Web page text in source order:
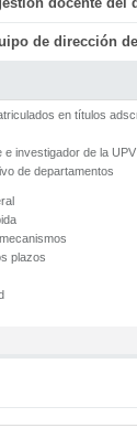
de dirección
en títulos
e investigador de la UPV
de departamentos
plazos